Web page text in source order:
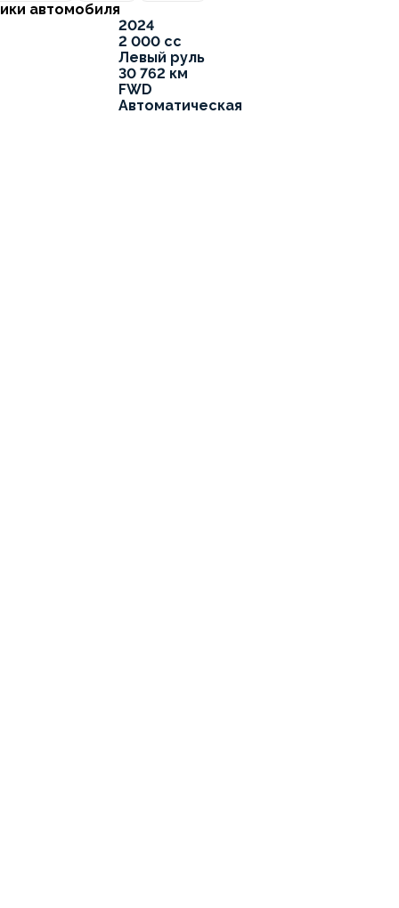
автомобиля
2024
2 000 cc
Левый руль
30 762 км
FWD
Автоматическая